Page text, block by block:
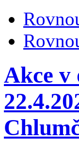
Akce v